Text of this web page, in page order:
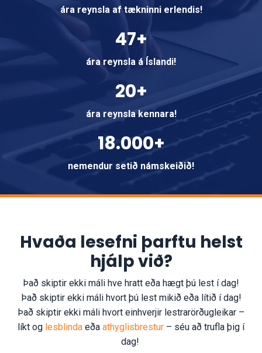
ára reynsla af tækninni erlendis!
47+
ára reynsla á Íslandi!
20+
ára reynsla kennara!
18.000+
nemendur setið námskeiðið!
Hvaða lesefni þarftu helst
hjálp við?
Það skiptir ekki máli hve hratt eða hægt þú lest í dag!
Það skiptir ekki máli hvort þú lest mikið eða lítið í dag!
Það skiptir ekki máli hvort einhverjir lestrarörðugleikar –
líkt og lesblinda eða athyglisbrestur – séu að trufla þig í
dag!